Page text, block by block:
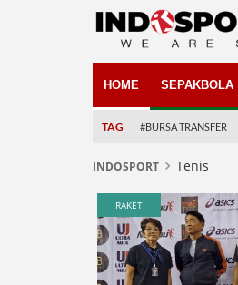
HOME SEPAKBOLA
TAG #BURSA TRANSFER
INDOSPORT Tenis
RAKET